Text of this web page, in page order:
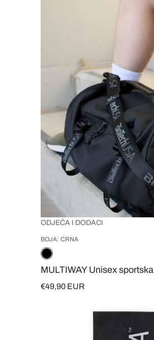
ODJEĆA I DODACI
BOJA: CRNA
MULTIWAY Unisex
€49,90 EUR